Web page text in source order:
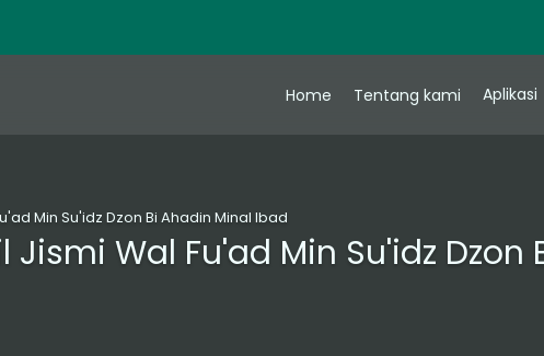
Home Tentang kami Aplikasi
Min Su'idz Dzon Bi Ahadin Minal Ibad
Wal Fu'ad Min Su'idz Dzon